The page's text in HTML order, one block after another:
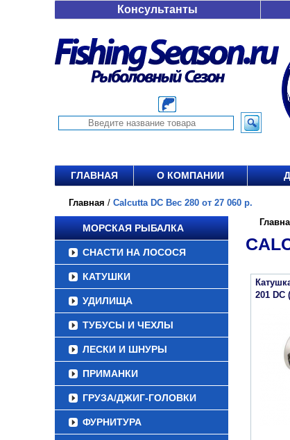
Консультанты
ГЛАВНАЯ О КОМПАНИИ
Главная / Calcutta DC Вес 280 от 27 060 р.
МОРСКАЯ РЫБАЛКА
СНАСТИ НА ЛОСОСЯ
КАТУШКИ
УДИЛИЩА
ТУБУСЫ И ЧЕХЛЫ
ЛЕСКИ И ШНУРЫ
ПРИМАНКИ
ГРУЗА/ДЖИГ-ГОЛОВКИ
ФУРНИТУРА
201 DC